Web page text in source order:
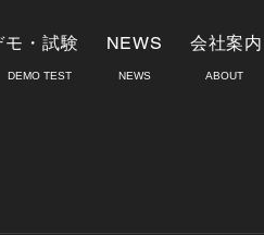
モ・試験 NEWS 会社案内
​DEMO TEST ​NEWS ABOUT